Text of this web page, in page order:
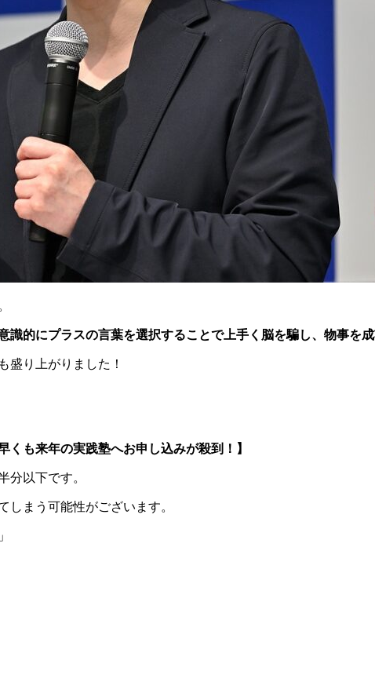
的にプラスの言葉を選択することで上手く脳を騙し、物事を
盛り上がりました！
早くも来年の実践塾へお申し込みが殺到！】
分以下です。
まう可能性がございます。